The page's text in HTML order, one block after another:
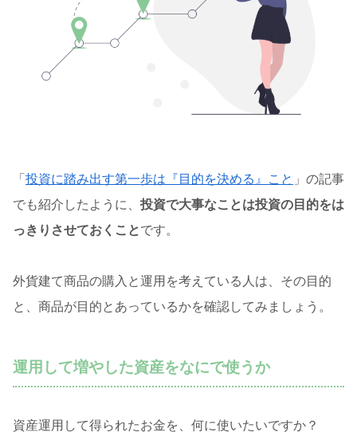
「 投資に踏み出す第一歩は『目的を決める』こと 」の記事
でも紹介したように、 投資で大事なことは投資の目的をは
っきりさせておくことです。
外貨建て商品の購入と運用を考えている人は、その目的
と、商品が目的とあっているかを確認してみましょう。
運用して増やした資産をなにで使うか
資産運用して得られたお金を、何に使いたいですか？